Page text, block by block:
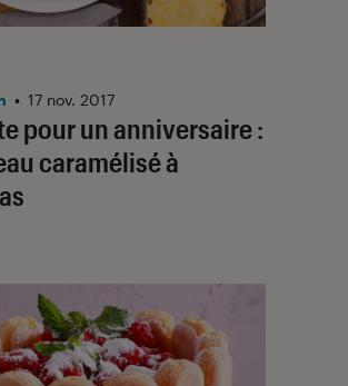
pour un anniversaire :
caramélisé à
• 17 nov. 2017